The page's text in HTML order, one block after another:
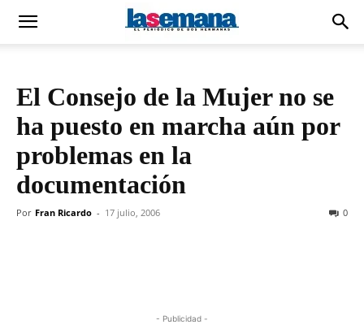
El Consejo de la Mujer no se
ha puesto en marcha aún por
problemas en la
documentación
Por Fran Ricardo - 17 julio, 2006 0
- Publicidad -